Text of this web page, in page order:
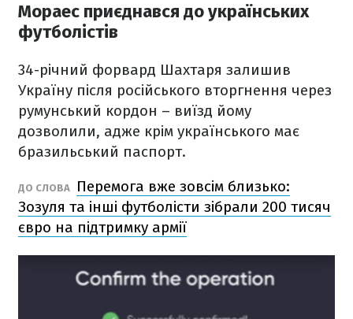
Мораес приєднався до українських
футболістів
34-річний форвард Шахтаря залишив
Україну після російського вторгнення через
румунський кордон – виїзд йому
дозволили, адже крім українського має
бразильський паспорт.
ДО СЛОВА
Перемога вже зовсім близько:
Зозуля та інші футболісти зібрали 200 тисяч
євро на підтримку армії